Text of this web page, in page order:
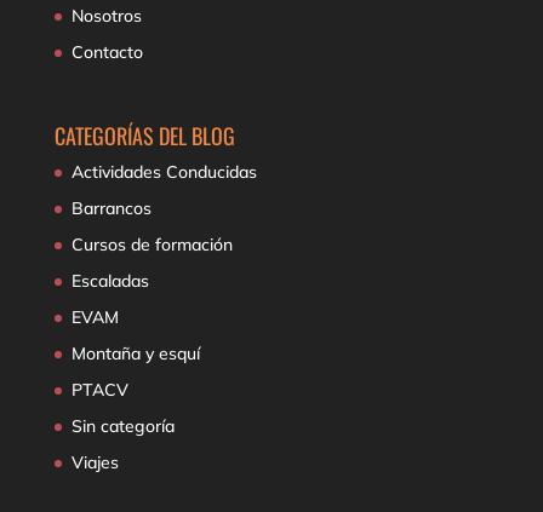
Nosotros
Contacto
CATEGORÍAS DEL BLOG
Actividades Conducidas
Barrancos
Cursos de formación
Escaladas
EVAM
Montaña y esquí
PTACV
Sin categoría
Viajes